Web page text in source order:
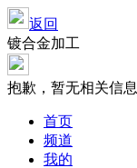
返回
镀合金加工
抱歉，暂无相关信息
首页
频道
我的